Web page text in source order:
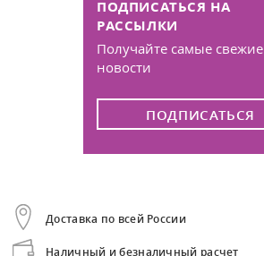
ПОДПИСАТЬСЯ НА
РАССЫЛКИ
Получайте самые свежие
новости
ПОДПИСАТЬСЯ
Доставка по всей России
Наличный и безналичный расчет